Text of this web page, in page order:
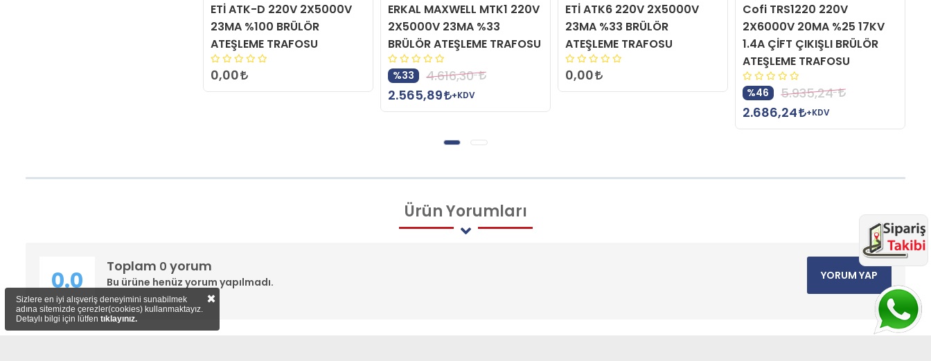
ETİ ATK-D 220V 2X5000V
23MA %100 BRÜLÖR
ATEŞLEME TRAFOSU
ERKAL MAXWELL MTK1 220V
2X5000V 23MA %33
BRÜLÖR ATEŞLEME TRAFOSU
4.616,30
2.565,89
+KDV
ETİ ATK6 220V 2X5000V
23MA %33 BRÜLÖR
ATEŞLEME TRAFOSU
Cofi TRS1220 220V
2X6000V 20MA %25 17KV
1.4A ÇİFT ÇIKIŞLI BRÜLÖR
ATEŞLEME TRAFOSU
%46
5.935,24
+KDV
Cofi TRS1030
2X5000V 30MA
A ÇİFT ÇIKIŞLI
ATEŞLEME
ÜrünYorumları
Toplam 0 yorum
Bu ürüne henüz yorum yapılmadı.
0.0 YORUM YAP
Sizlere en iyi alışveriş deneyimini sunabilmek
adına sitemizde çerezler(cookies) kullanmaktayız.
Detaylı bilgi için lütfen tıklayınız.
×